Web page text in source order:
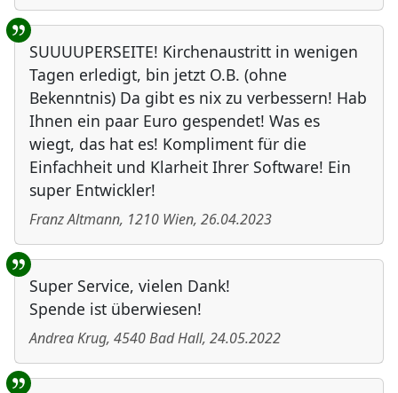
SUUUUPERSEITE! Kirchenaustritt in wenigen
Tagen erledigt, bin jetzt O.B. (ohne
Bekenntnis) Da gibt es nix zu verbessern! Hab
Ihnen ein paar Euro gespendet! Was es
wiegt, das hat es! Kompliment für die
Einfachheit und Klarheit Ihrer Software! Ein
super Entwickler!
Franz Altmann, 1210 Wien, 26.04.2023
Super Service, vielen Dank!
Spende ist überwiesen!
Andrea Krug, 4540Bad Hall, 24.05.2022